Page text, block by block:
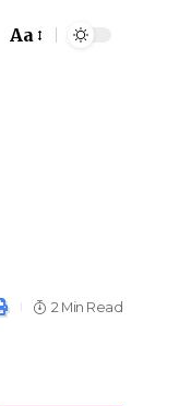
Aa
2 Min Read